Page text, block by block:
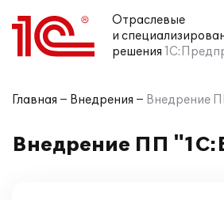
Отраслевые
и
решения
Главная Внедрения Внедрение
Внедрение ПП